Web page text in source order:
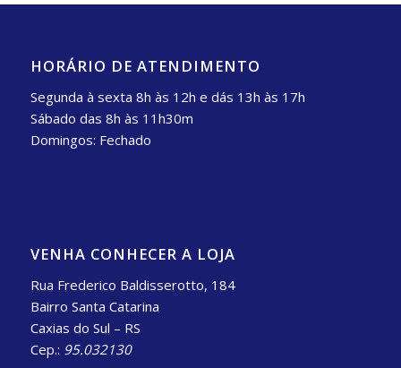
HORÁRIO DE ATENDIMENTO
Segunda à sexta 8h às 12h e dás 13h às 17h
Sábado das 8h às 11h30m
Domingos: Fechado
VENHA CONHECER A LOJA
Rua Frederico Baldisserotto, 184
Bairro Santa Catarina
Caxias do Sul – RS
Cep.: 95.032130